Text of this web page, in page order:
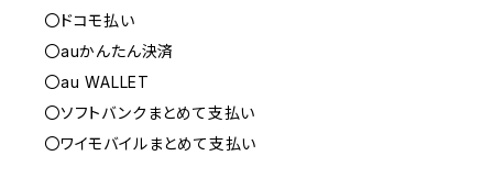
〇ドコモ払い
〇auかんたん決済
〇au WALLET
〇ソフトバンクまとめて支払い
〇ワイモバイルまとめて支払い